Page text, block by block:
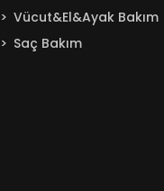
Vücut&El&Ayak Bakım
Saç Bakım